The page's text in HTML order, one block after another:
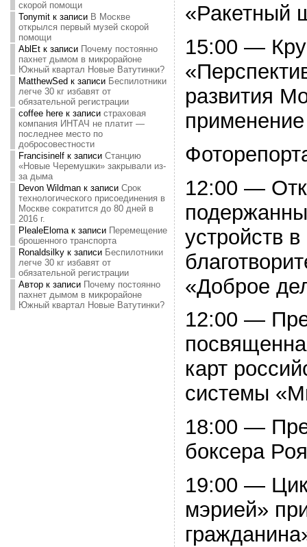
скорой помощи
Tonymitк записи В Москве
открылся первый музей скорой
помощи
AblEtк записи Почему постоянно
пахнет дымом в микрорайоне
Южный квартал Новые Ватутинки?
MatthewSed к записи Беспилотники
легче 30 кг избавят от
обязательной регистрации
coffee hereк записи страховая
компания ИНТАЧ не платит —
последнее место по
добросовестности
Francisinelfк записи Станцию
«Новые Черемушки» закрывали из-
за дыма
Devon Wildmanк записи Срок
технологического присоединения в
Москве сократится до 80 дней в
2016 г.
PlealeElomaк записи Перемещение
брошенного транспорта
Ronaldsilkyк записи Беспилотники
легче 30 кг избавят от
обязательной регистрации
Авторк записи Почему постоянно
пахнет дымом в микрорайоне
Южный квартал Новые Ватутинки?
«Ракетный
15:00 —
развития
12:00 —
устройств
«Доброе
12:00 —
карт
системы
18:00 —
боксера
19:00 —
мэрией»